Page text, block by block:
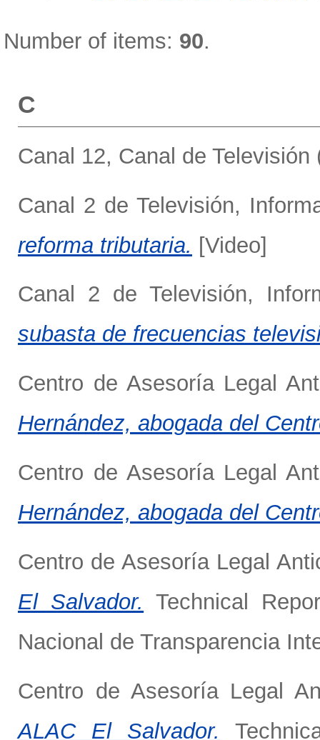
Number of items: 90.
C
Canal 12, Canal de Televisión
Canal 2 de Televisión,
reforma tributaria. [Video]
Canal 2 de Televisión,
subasta de frecuencias
Centro de Asesoría Legal
Hernández, abogada del
Centro de Asesoría Legal
Hernández, abogada del
Centro de Asesoría Legal
El Salvador. Technical
Nacional de Transparencia
Centro de Asesoría Legal
ALAC El Salvador.